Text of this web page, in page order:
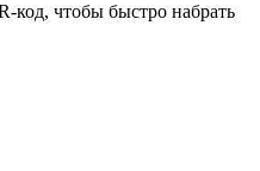
код, чтобы быстро набрать